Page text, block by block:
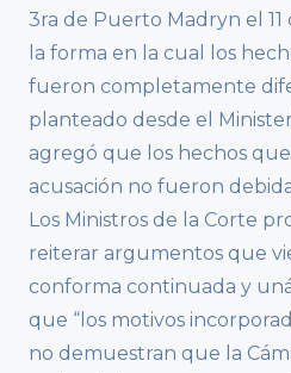
3ra de Puerto Madryn el 11
la forma en la cual los
fueron completamente
planteado desde el
agregó que los hechos
acusación no fueron
Los Ministros de la Corte
reiterar argumentos que
conforma continuada y
que “los motivos
no demuestran que la